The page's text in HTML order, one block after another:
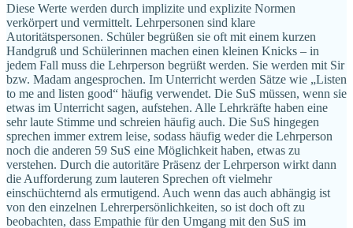
Diese Werte werden durch implizite und explizite Normen
verkörpert und vermittelt. Lehrpersonen sind klare
Autoritätspersonen. Schüler begrüßen sie oft mit einem kurzen
Handgruß und Schülerinnen machen einen kleinen Knicks – in
jedem Fall muss die Lehrperson begrüßt werden. Sie werden mit Sir
bzw. Madam angesprochen. Im Unterricht werden Sätze wie „Listen
to me and listen good“ häufig verwendet. Die SuS müssen, wenn sie
etwas im Unterricht sagen, aufstehen. Alle Lehrkräfte haben eine
sehr laute Stimme und schreien häufig auch. Die SuS hingegen
sprechen immer extrem leise, sodass häufig weder die Lehrperson
noch die anderen 59 SuS eine Möglichkeit haben, etwas zu
verstehen. Durch die autoritäre Präsenz der Lehrperson wirkt dann
die Aufforderung zum lauteren Sprechen oft vielmehr
einschüchternd als ermutigend. Auch wenn das auch abhängig ist
von den einzelnen Lehrerpersönlichkeiten, so ist doch oft zu
beobachten, dass Empathie für den Umgang mit den SuS im